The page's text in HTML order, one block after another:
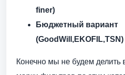
finer)
Бюджетный вариант
(GoodWill ,EKOFIL,TSN)
Конечно мы не будем